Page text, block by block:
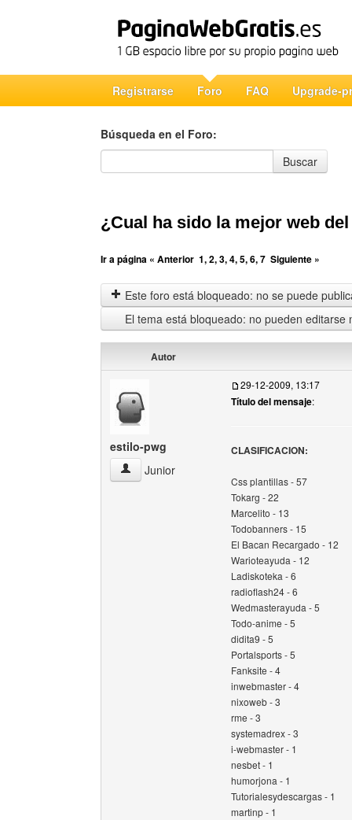
Registrarse Foro FAQ Upgrade-
Búsqueda en el Foro:
Búsqueda en el Foro
Buscar
¿Cual ha sido la mejor web
Ir a página « Anterior 1,2,3,4,5,6,7 Siguiente »
Este foro está bloqueado: no se puede
El tema está bloqueado: no pueden editarse
Autor
estilo-pwg
estilo-pwg Ver perfil del usuario
Junior
29-12-2009, 13:17
Título del mensaje:
CLASIFICACION:
Css plantillas - 57
Tokarg - 22
Marcelito - 13
Todobanners - 15
El Bacan Recargado - 12
Warioteayuda - 12
Ladiskoteka - 6
radioflash24 - 6
Wedmasterayuda - 5
Todo-anime - 5
didita9 - 5
Portalsports - 5
Fanksite - 4
inwebmaster - 4
nixoweb - 3
rme - 3
systemadrex - 3
i-webmaster - 1
nesbet - 1
humorjona - 1
Tutorialesydescargas - 1
martinp - 1